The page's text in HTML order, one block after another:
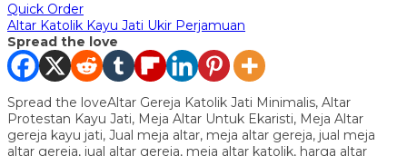
Quick Order
Altar Katolik Kayu Jati Ukir Perjamuan
Spread the love
Spread the loveAltar Gereja Katolik Jati Minimalis, Altar
Protestan Kayu Jati, Meja Altar Untuk Ekaristi, Meja Altar
gereja kayu jati, Jual meja altar, meja altar gereja, jual meja
altar gereja, jual altar gereja, meja altar katolik, harga altar